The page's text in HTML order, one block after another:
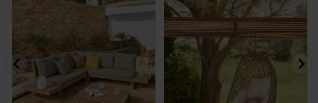
☀️ Find dit yndlingssted denne
8 0
🤍 Rå materialer møder tidløst design⁠
...
9 0